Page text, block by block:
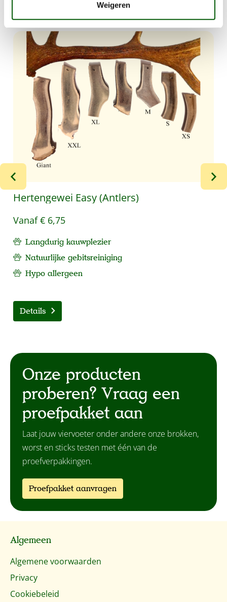
Weigeren
Ook lekker voor jouw viervoeter!
Productgalerij overslaan
Hertengewei Easy (Antlers)
Vanaf€ 6,75
Langdurig kauwplezier
Natuurlijke gebitsreiniging
Hypo allergeen
Details
Onze producten
proberen? Vraag een
proefpakket aan
Laat jouw viervoeter onder andere onze brokken,
worst en sticks testen met één van de
proefverpakkingen.
Proefpakket aanvragen
Algemeen
Algemene voorwaarden
Privacy
Cookiebeleid